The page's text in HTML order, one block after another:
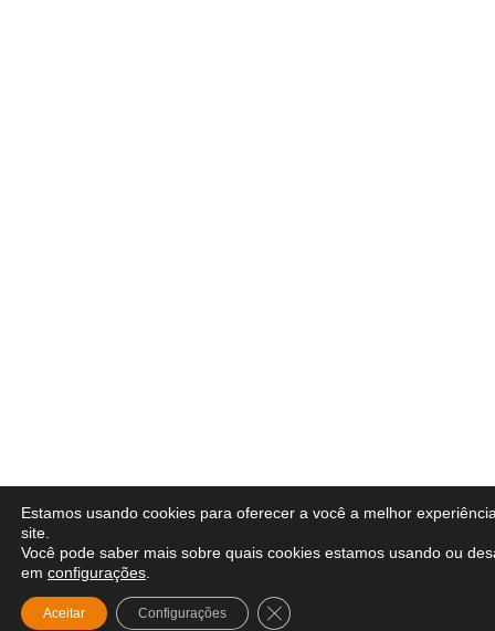
Estamos usando cookies para oferecer a você a melhor
site.
Você pode saber mais sobre quais cookies estamos usando ou
em configurações
Aceitar Configurações Close GDPR Cookie Banner